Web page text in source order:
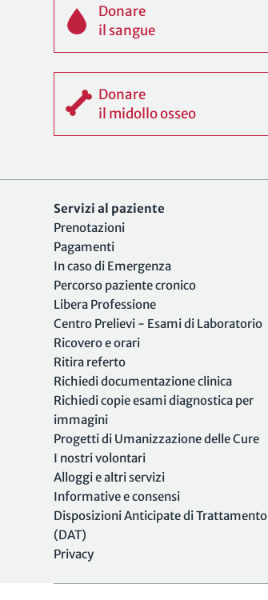
Donare
il sangue
Donare
il midollo osseo
Servizi al paziente
Prenotazioni
Pagamenti
In caso di Emergenza
Percorso paziente cronico
Libera Professione
Centro Prelievi - Esami di Laboratorio
Ricovero e orari
Ritira referto
Richiedi documentazione clinica
Richiedi copie esami diagnostica per
immagini
Progetti di Umanizzazione delle Cure
I nostri volontari
Alloggi e altri servizi
Informative e consensi
Disposizioni Anticipate di Trattamento
(DAT)
Privacy